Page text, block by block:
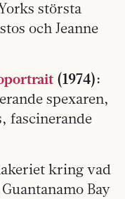
största
och Jeanne
(1974):
spexaren,
fascinerande
kring vad
Bay